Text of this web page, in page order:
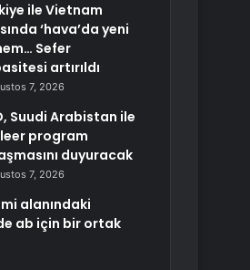
ile Vietnam
‘hava’da yeni
Sefer
artırıldı
7, 2026
Suudi Arabistan ile
program
duyuracak
7, 2026
alanındaki
ab için bir ortak